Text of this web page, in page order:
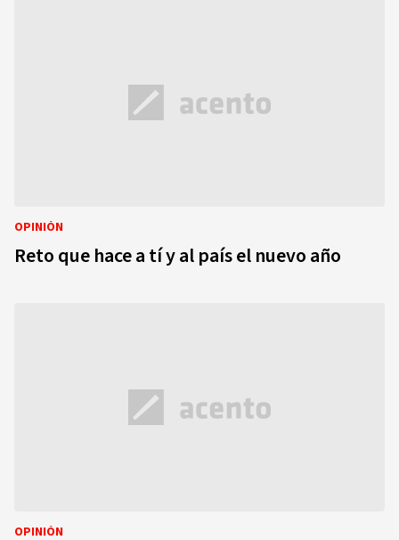
OPINIÓN
Reto que hace a tí y al país el nuevo año
OPINIÓN